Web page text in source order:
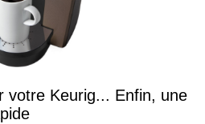
votre Keurig... Enfin, une